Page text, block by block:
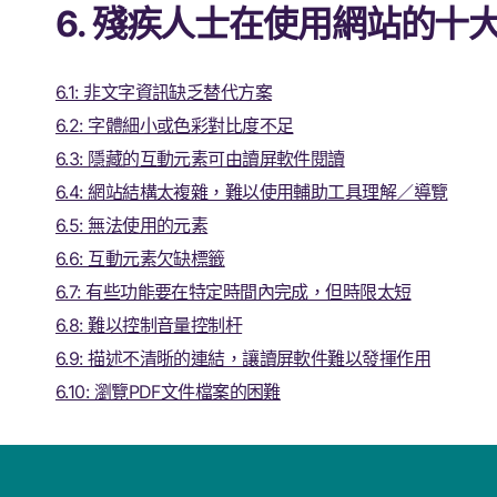
6. 殘疾人士在使用網站的十
6.1: 非文字資訊缺乏替代方案
6.2: 字體細小或色彩對比度不足
6.3: 隱藏的互動元素可由讀屏軟件閱讀
6.4: 網站結構太複雜，難以使用輔助工具理解／導覽
6.5: 無法使用的元素
6.6: 互動元素欠缺標籤
6.7: 有些功能要在特定時間內完成，但時限太短
6.8: 難以控制音量控制杆
6.9: 描述不清晣的連結，讓讀屏軟件難以發揮作用
6.10: 瀏覽PDF文件檔案的困難